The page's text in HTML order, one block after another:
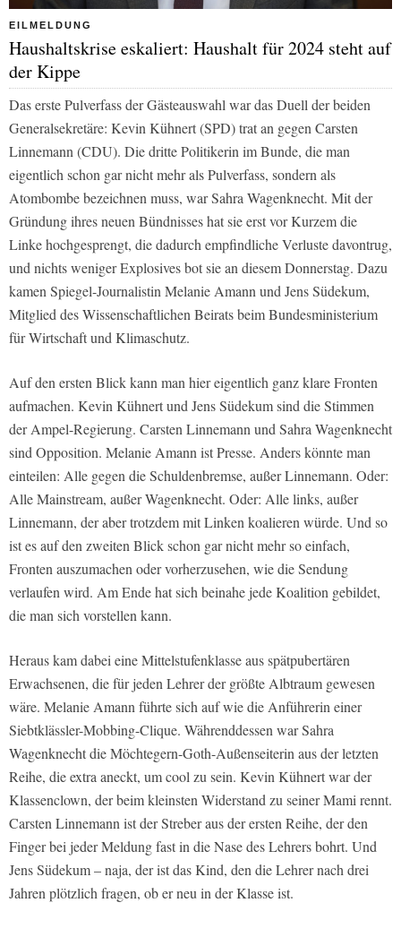
EILMELDUNG
Haushaltskrise eskaliert: Haushalt für 2024 steht auf
der Kippe
Das erste Pulverfass der Gästeauswahl war das Duell der beiden
Generalsekretäre: Kevin Kühnert (SPD) trat an gegen Carsten
Linnemann (CDU). Die dritte Politikerin im Bunde, die man
eigentlich schon gar nicht mehr als Pulverfass, sondern als
Atombombe bezeichnen muss, war Sahra Wagenknecht. Mit der
Gründung ihres neuen Bündnisses hat sie erst vor Kurzem die
Linke hochgesprengt, die dadurch empfindliche Verluste davontrug,
und nichts weniger Explosives bot sie an diesem Donnerstag. Dazu
kamen Spiegel-Journalistin Melanie Amann und Jens Südekum,
Mitglied des Wissenschaftlichen Beirats beim Bundesministerium
für Wirtschaft und Klimaschutz.
Auf den ersten Blick kann man hier eigentlich ganz klare Fronten
aufmachen. Kevin Kühnert und Jens Südekum sind die Stimmen
der Ampel-Regierung. Carsten Linnemann und Sahra Wagenknecht
sind Opposition. Melanie Amann ist Presse. Anders könnte man
einteilen: Alle gegen die Schuldenbremse, außer Linnemann. Oder:
Alle Mainstream, außer Wagenknecht. Oder: Alle links, außer
Linnemann, der aber trotzdem mit Linken koalieren würde. Und so
ist es auf den zweiten Blick schon gar nicht mehr so einfach,
Fronten auszumachen oder vorherzusehen, wie die Sendung
verlaufen wird. Am Ende hat sich beinahe jede Koalition gebildet,
die man sich vorstellen kann.
Heraus kam dabei eine Mittelstufenklasse aus spätpubertären
Erwachsenen, die für jeden Lehrer der größte Albtraum gewesen
wäre. Melanie Amann führte sich auf wie die Anführerin einer
Siebtklässler-Mobbing-Clique. Währenddessen war Sahra
Wagenknecht die Möchtegern-Goth-Außenseiterin aus der letzten
Reihe, die extra aneckt, um cool zu sein. Kevin Kühnert war der
Klassenclown, der beim kleinsten Widerstand zu seiner Mami rennt.
Carsten Linnemann ist der Streber aus der ersten Reihe, der den
Finger bei jeder Meldung fast in die Nase des Lehrers bohrt. Und
Jens Südekum – naja, der ist das Kind, den die Lehrer nach drei
Jahren plötzlich fragen, ob er neu in der Klasse ist.